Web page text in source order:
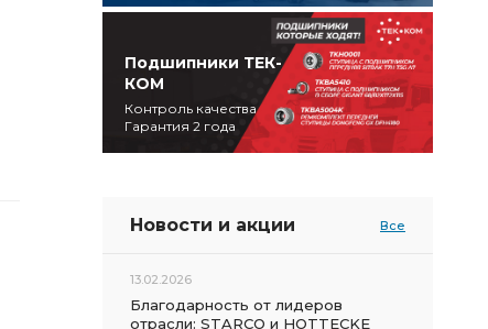
Подшипники ТЕК-
КОМ
Контроль качества
Гарантия 2 года
Новости и акции Все
13.02.2026
Благодарность от лидеров
отрасли: STARCO и HOTTECKE